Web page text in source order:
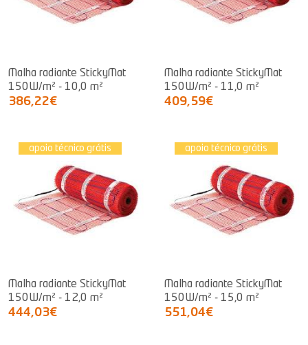
Malha radiante StickyMat
150W/m² - 10,0 m²
386,22€
Malha radiante StickyMat
150W/m² - 11,0 m²
409,59€
apoio técnico grátis
Malha radiante StickyMat
150W/m² - 12,0 m²
444,03€
apoio técnico grátis
Malha radiante StickyMat
150W/m² - 15,0 m²
551,04€